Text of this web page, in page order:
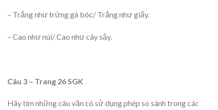
– Trắng như trứng gà bóc/ Trắng như giấy.
– Cao như núi/ Cao như cây sậy.
Câu 3 – Trang 26 SGK
Hãy tìm những câu văn có sử dụng phép so sánh trong các